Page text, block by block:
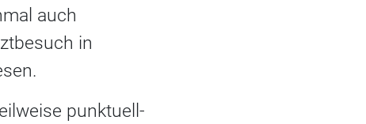
auch
in
punktuell-